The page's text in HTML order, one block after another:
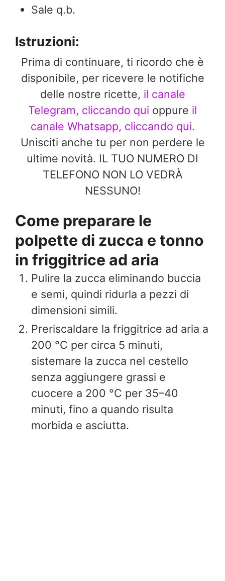
Sale q.b.
Istruzioni:
Prima di continuare, ti ricordo che è
disponibile, per ricevere le notifiche
delle nostre ricette, il canale
Telegram, cliccando qui oppure il
canale Whatsapp, cliccando qui.
Unisciti anche tu per non perdere le
ultime novità. IL TUO NUMERO DI
TELEFONO NON LO VEDRÀ
NESSUNO!
Come preparare le
polpette di zucca e tonno
in friggitrice ad aria
Pulire la zucca eliminando buccia
e semi, quindi ridurla a pezzi di
dimensioni simili.
Preriscaldare la friggitrice ad aria a
200 °C per circa 5 minuti,
sistemare la zucca nel cestello
senza aggiungere grassi e
cuocere a 200 °C per 35–40
minuti, fino a quando risulta
morbida e asciutta.